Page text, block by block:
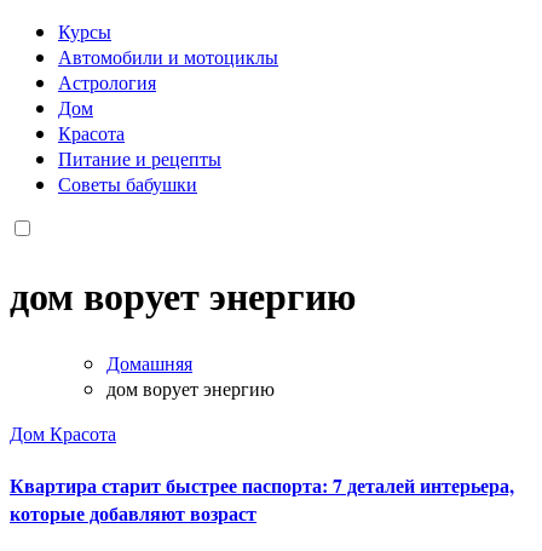
Курсы
Автомобили и мотоциклы
Астрология
Дом
Красота
Питание и рецепты
Советы бабушки
дом ворует энергию
Домашняя
дом ворует энергию
ДомКрасота
Квартира старит быстрее паспорта: 7 деталей интерьера,
которые добавляют возраст